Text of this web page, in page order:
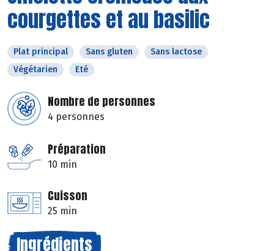
courgettes et au basilic
Plat principal Sans gluten
Sans lactose
Végétarien
Eté
Nombre de personnes
4 personnes
Préparation
10 min
Cuisson
25 min
Ingrédients